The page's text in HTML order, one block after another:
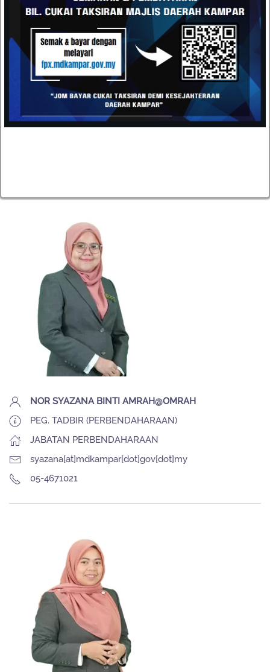
MUHAMMAD AZIM AMINUDIN BIN MOHD ARIFFIN
PEGAWAI TADBIR (PENILAIAN)
NOR SYAZANA BINTI AMRAH@OMRAH
PEG. TADBIR (PERBENDAHARAAN)
JABATAN PERBENDAHARAAN
syazana[at]mdkampar[dot]gov[dot]my
05-4671021